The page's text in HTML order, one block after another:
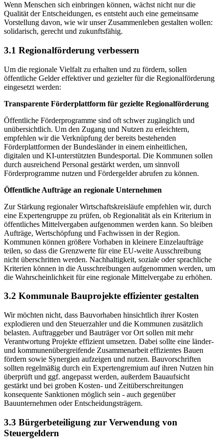
Wenn Menschen sich einbringen können, wächst nicht nur die
Qualität der Entscheidungen, es entsteht auch eine gemeinsame
Vorstellung davon, wie wir unser Zusammenleben gestalten wollen:
solidarisch, gerecht und zukunftsfähig.
3.1 Regionalförderung verbessern
Um die regionale Vielfalt zu erhalten und zu fördern, sollen
öffentliche Gelder effektiver und gezielter für die Regionalförderung
eingesetzt werden:
Transparente Förderplattform für gezielte Regionalförderung
Öffentliche Förderprogramme sind oft schwer zugänglich und
unübersichtlich. Um den Zugang und Nutzen zu erleichtern,
empfehlen wir die Verknüpfung der bereits bestehenden
Förderplattformen der Bundesländer in einem einheitlichen,
digitalen und KI-unterstützten Bundesportal. Die Kommunen sollen
durch ausreichend Personal gestärkt werden, um sinnvoll
Förderprogramme nutzen und Fördergelder abrufen zu können.
Öffentliche Aufträge an regionale Unternehmen
Zur Stärkung regionaler Wirtschaftskreisläufe empfehlen wir, durch
eine Expertengruppe zu prüfen, ob Regionalität als ein Kriterium in
öffentliches Mittelvergaben aufgenommen werden kann. So bleiben
Aufträge, Wertschöpfung und Fachwissen in der Region.
Kommunen können größere Vorhaben in kleinere Einzelaufträge
teilen, so dass die Grenzwerte für eine EU-weite Ausschreibung
nicht überschritten werden. Nachhaltigkeit, soziale oder sprachliche
Kriterien können in die Ausschreibungen aufgenommen werden, um
die Wahrscheinlichkeit für eine regionale Mittelvergabe zu erhöhen.
3.2 Kommunale Bauprojekte effizienter gestalten
Wir möchten nicht, dass Bauvorhaben hinsichtlich ihrer Kosten
explodieren und den Steuerzahler und die Kommunen zusätzlich
belasten. Auftraggeber und Bauträger vor Ort sollen mit mehr
Verantwortung Projekte effizient umsetzen. Dabei sollte eine länder-
und kommunenübergreifende Zusammenarbeit effizientes Bauen
fördern sowie Synergien aufzeigen und nutzen. Bauvorschriften
sollten regelmäßig durch ein Expertengremium auf ihren Nutzen hin
überprüft und ggf. angepasst werden, außerdem Bauaufsicht
gestärkt und bei groben Kosten- und Zeitüberschreitungen
konsequente Sanktionen möglich sein - auch gegenüber
Bauunternehmen oder Entscheidungsträgern.
3.3 Bürgerbeteiligung zur Verwendung von
Steuergeldern